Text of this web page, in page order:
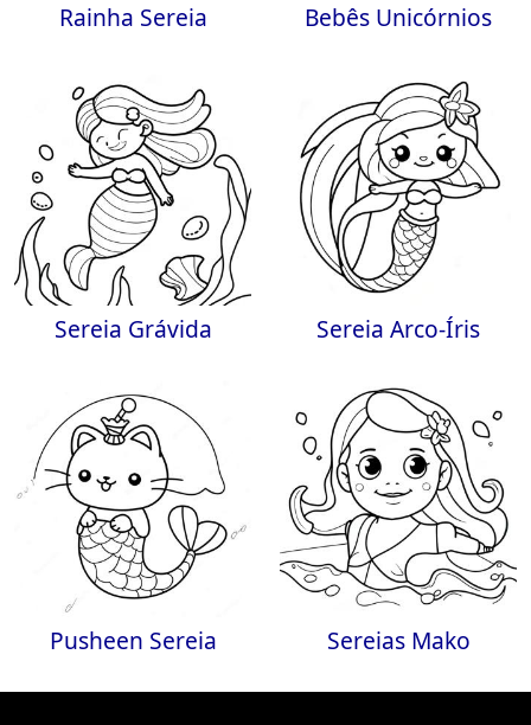
Rainha Sereia Bebês Unicórnios
Sereia Grávida Sereia Arco-Íris
Pusheen Sereia Sereias Mako